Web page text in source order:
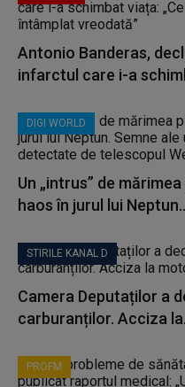
Antonio Banderas,
infarctul care i-a
DIGI WORLD
Un „intrus” de
haos în jurul lui
STIRILE KANAL D
Camera Deputaților a
carburanților. Acciza
PROFM